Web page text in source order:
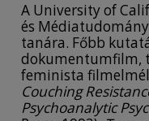
A University of
és
tanára. Főbb
dokumentumfilm,
feminista
Couching
Psychoanalytic